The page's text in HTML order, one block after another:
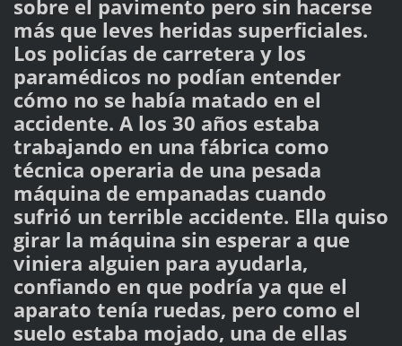
sobre el pavimento pero sin hacerse
más que leves heridas superficiales.
Los policías de carretera y los
paramédicos no podían entender
cómo no se había matado en el
accidente. A los 30 años estaba
trabajando en una fábrica como
técnica operaria de una pesada
máquina de empanadas cuando
sufrió un terrible accidente. Ella quiso
girar la máquina sin esperar a que
viniera alguien para ayudarla,
confiando en que podría ya que el
aparato tenía ruedas, pero como el
suelo estaba mojado, una de ellas